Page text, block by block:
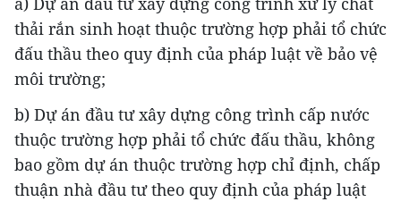
thải rắn sinh hoạt thuộc trường hợp phải tổ chức
đấu thầu theo quy định của pháp luật về bảo vệ
môi trường;
b) Dự án đầu tư xây dựng công trình cấp nước
thuộc trường hợp phải tổ chức đấu thầu, không
bao gồm dự án thuộc trường hợp chỉ định, chấp
thuận nhà đầu tư theo quy định của pháp luật